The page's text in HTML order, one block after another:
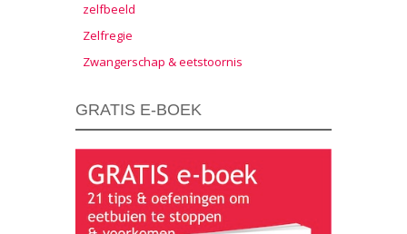
zelfbeeld
Zelfregie
Zwangerschap & eetstoornis
GRATIS E-BOEK